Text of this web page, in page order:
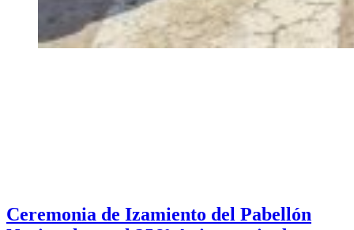
Ceremonia de Izamiento del Pabellón